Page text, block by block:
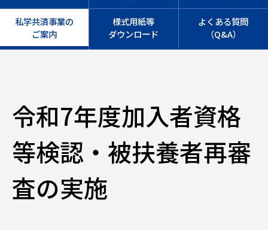
私学共済事業の
ご案内
様式用紙等
ダウンロード
よくある質問
（Q&A）
令和7年度加入者資格
等検認・被扶養者再審
査の実施